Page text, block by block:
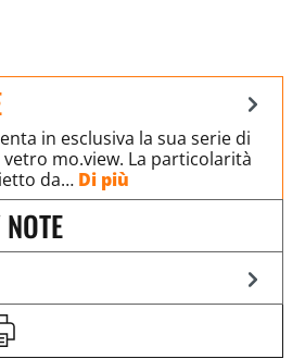
in esclusiva la sua serie di
mo.view. La particolarità
da… Di più